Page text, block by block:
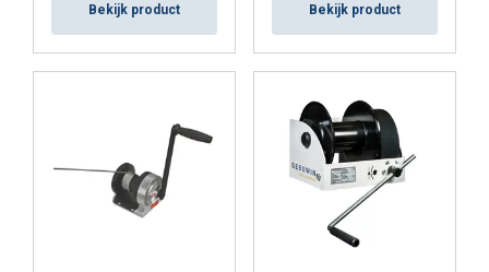
Bekijk product Bekijk product